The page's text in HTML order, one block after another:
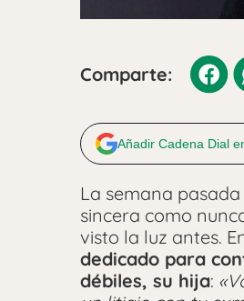
Comparte:
Añadir Cadena Dial
La semana
sincera como
visto la luz antes.
dedicado para
débiles, su hija: